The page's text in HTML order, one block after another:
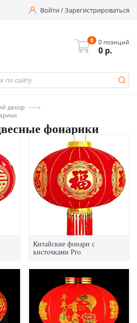
Войти/Зарегистрироваться
0 0 позиций
0 р.
декор
фонарики
Китайские фонари с
кисточками Pro